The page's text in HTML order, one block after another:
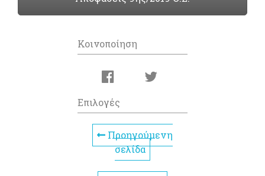
Κοινοποίηση
Επιλογές
Προηγούμενη
σελίδα